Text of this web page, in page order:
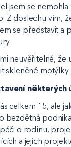
jsem se
Z doslechu vím,
se představit a
neuvěřitelné,
skleněné
některých
celkem 15, ale
bezdětná
o rodinu,
a jejich